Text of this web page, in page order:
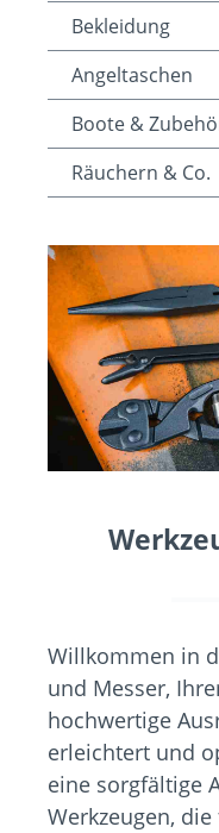
Bekleidung
Angeltaschen
Boote &
Räuchern & Co.
Willkommen in
und Messer,
hochwertige
erleichtert und
eine sorgfältige
Werkzeugen,